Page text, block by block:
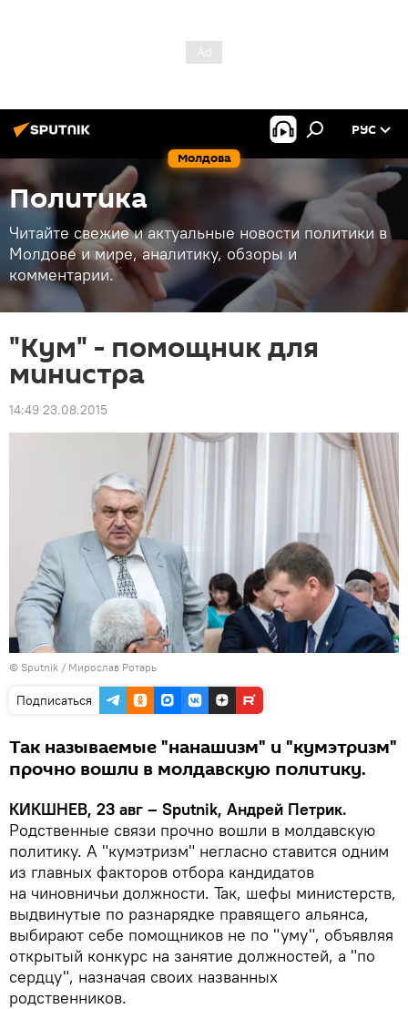
Молдова
РУС
Политика
Читайте свежие и актуальные новости политики в
Молдове и мире, аналитику, обзоры и
комментарии.
"Кум" - помощник для
министра
14:49 23.08.2015
© Sputnik / Мирослав Ротарь
Подписаться
Так называемые "нанашизм" и "кумэтризм"
прочно вошли в молдавскую политику.
КИКШНЕВ, 23 авг – Sputnik, Андрей Петрик.
Родственные связи прочно вошли в молдавскую
политику. А "кумэтризм" негласно ставится одним
из главных факторов отбора кандидатов
на чиновничьи должности. Так, шефы министерств,
выдвинутые по разнарядке правящего альянса,
выбирают себе помощников не по "уму", объявляя
открытый конкурс на занятие должностей, а "по
сердцу", назначая своих названных
родственников.